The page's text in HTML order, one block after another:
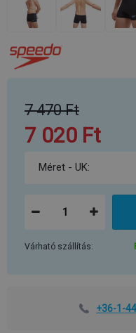
7 470 Ft
7 020 Ft
Várható szállítás:
+36-1-